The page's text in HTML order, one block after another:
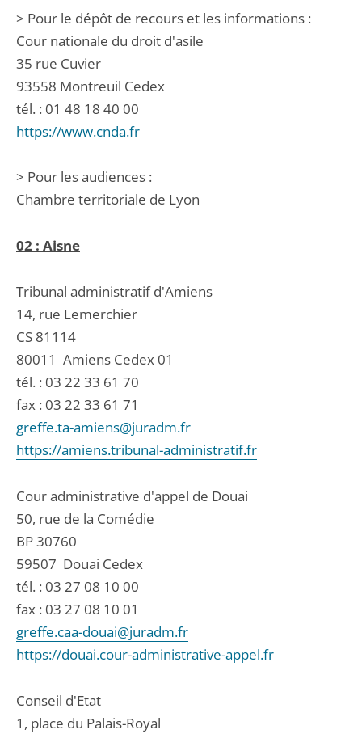
> Pour le dépôt de recours et les informations :
Cour nationale du droit d'asile
35 rue Cuvier
93558 Montreuil Cedex
tél. : 01 48 18 40 00
https://www.cnda.fr
> Pour les audiences :
Chambre territoriale de Lyon
02 : Aisne
Tribunal administratif d'Amiens
14, rue Lemerchier
CS 81114
80011 Amiens Cedex 01
tél. : 03 22 33 61 70
fax : 03 22 33 61 71
greffe.ta-amiens@juradm.fr
https://amiens.tribunal-administratif.fr
Cour administrative d'appel de Douai
50, rue de la Comédie
BP 30760
59507 Douai Cedex
tél. : 03 27 08 10 00
fax : 03 27 08 10 01
greffe.caa-douai@juradm.fr
https://douai.cour-administrative-appel.fr
Conseil d'Etat
1, place du Palais-Royal